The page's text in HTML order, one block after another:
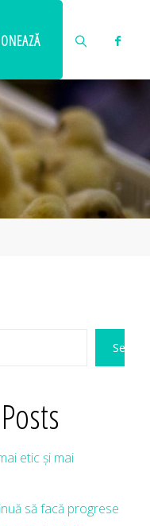
SEARCH
Search
etic și mai
să facă progrese